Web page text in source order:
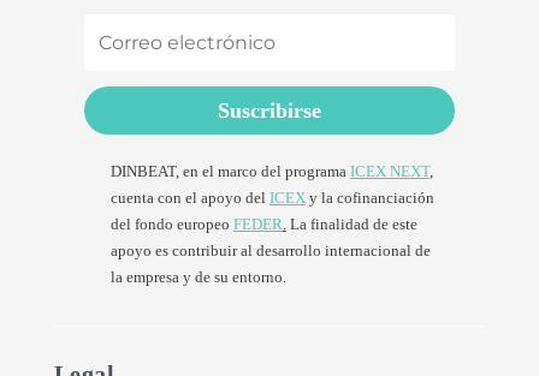
Suscribirse
DINBEAT, en el marco del programa ICEX NEXT,
cuenta con el apoyo del ICEXy la cofinanciación
del fondo europeo FEDER. La finalidad de este
apoyo es contribuir al desarrollo internacional de
la empresa y de su entorno.